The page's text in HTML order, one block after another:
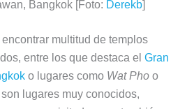
Bangkok [Foto: Derekb]
multitud de templos
entre los que destaca el Gran
o lugares como Wat Phoo
lugares muy conocidos,